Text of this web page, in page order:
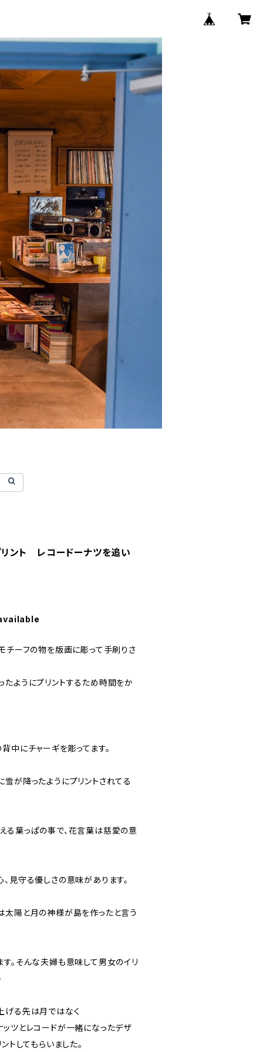
ント レコードーナツを追い
ーフの物を版画に彫って手刷りさ
ようにプリントするため時間をか
中にチャーギを彫ってます。
が降ったようにプリントされてる
る葉っぱの事で、花言葉は慈愛の意
見守る優しさの意味があります。
太陽と月の神様が島を作ったと言う
。そんな夫婦も意味して男女のイリ
げる先は月ではなく
ツとレコードが一緒になったデザ
トしてもらいました。